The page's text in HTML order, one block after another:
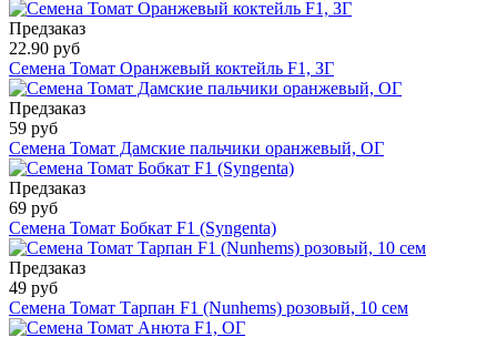
Предзаказ
22.90 руб
Семена Томат Оранжевый коктейль F1, ЗГ
Предзаказ
59 руб
Семена Томат Дамские пальчики оранжевый, ОГ
Предзаказ
69 руб
Семена Томат Бобкат F1 (Syngenta)
Предзаказ
49 руб
Семена Томат Тарпан F1 (Nunhems) розовый, 10 сем